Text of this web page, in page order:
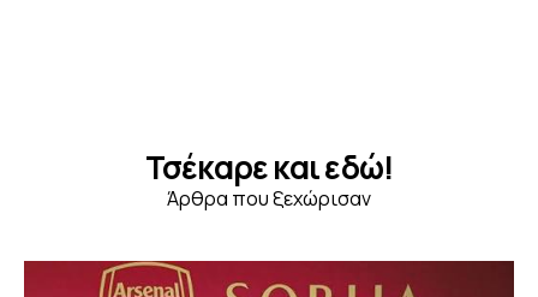
Τσέκαρε και εδώ!
Άρθρα που ξεχώρισαν